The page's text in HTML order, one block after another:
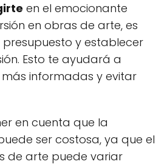
en el emocionante
en obras de arte, es
y establecer
Esto te ayudará a
informadas y evitar
en cuenta que la
ser costosa, ya que el
de arte puede variar